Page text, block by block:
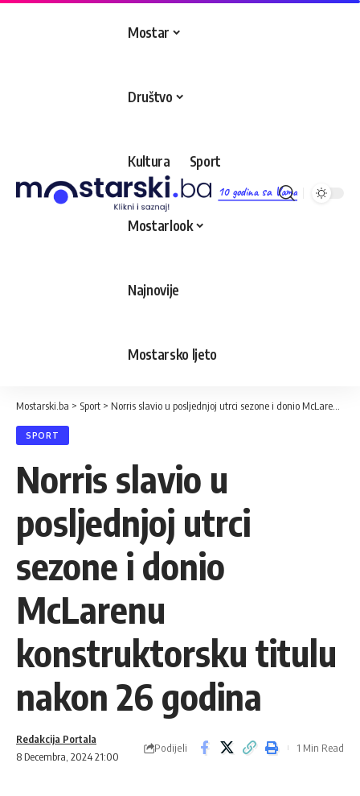
10 godina sa Vama
Mostar
Društvo
Kultura Sport
Mostarlook
Najnovije
Mostarsko ljeto
Mostarski.ba > Sport > Norris slavio u posljednjoj utrci sezone i donio McLarenu konstruktorsku titulu nakon 26 godina
SPORT
Norris slavio u
posljednjoj utrci
sezone i donio
McLarenu
konstruktorsku titulu
nakon 26 godina
8 Decembra, 2024 21:00
Redakcija Portala
Podijeli 1 Min Read